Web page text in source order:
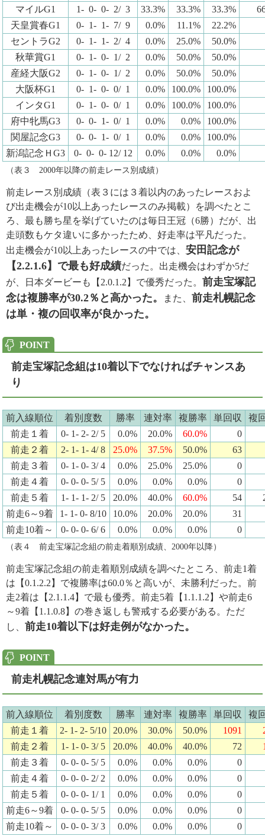
マイルG1
1- 0- 0- 2/ 3 33.3% 33.3% 33.3%
天皇賞春G1
0- 1- 1- 7/ 9 0.0% 11.1%
22.2%
セントラG2
0- 1- 1- 2/ 4 0.0% 25.0%
50.0%
秋華賞G1
0- 1- 0- 1/ 2 0.0% 50.0%
50.0%
産経大阪G2
0- 1- 0- 1/ 2 0.0% 50.0%
50.0%
大阪杯G1
0- 1- 0- 0/ 1 0.0% 100.0%
100.0%
インタG1
0- 1- 0- 0/ 1 0.0% 100.0%
100.0%
府中牝馬G3
0- 0- 1- 0/ 1 0.0% 0.0%
100.0%
関屋記念G3
0- 0- 1- 0/ 1 0.0% 0.0%
100.0%
新潟記念ＨG3
0- 0- 0- 12/ 12 0.0% 0.0% 0.0%
（表３ 2000年以降の前走レース別成績）
前走レース別成績（表３には３着以内のあったレースおよ
び出走機会が10以上あったレースのみ掲載）を調べたとこ
ろ、最も勝ち星を挙げていたのは毎日王冠（6勝）だが、出
走頭数もケタ違いに多かったため、好走率は平凡だった。
出走機会が10以上あったレースの中では、 安田記念が
【2.2.1.6】で最も好成績だった。出走機会はわずか5だ
が、日本ダービーも【2.0.1.2】で優秀だった。 前走宝塚記
念は複勝率が30.2％と高かった。
また、 前走札幌記念
は単・複の回収率が良かった。
前走宝塚記念組は10着以下でなければチャンスあ
り
前入線順位 着別度数 勝率 連対率 複勝率 単回収
複
前走１着
0- 1- 2- 2/ 5 0.0% 20.0% 60.0%
0
前走２着
2- 1- 1- 4/ 8 25.0% 37.5% 50.0%
63
前走３着
0- 1- 0- 3/ 4 0.0% 25.0% 25.0%
0
前走４着
0- 0- 0- 5/ 5 0.0% 0.0% 0.0%
0
前走５着
1- 1- 1- 2/ 5 20.0% 40.0% 60.0% 54
前走6～9着
1- 1- 0- 8/10 10.0% 20.0% 20.0%
31
前走10着～
0- 0- 0- 6/ 6 0.0% 0.0% 0.0% 0
（表４ 前走宝塚記念組の前走着順別成績、2000年以降）
前走宝塚記念組の前走着順別成績を調べたところ、前走1着
は【0.1.2.2】で複勝率は60.0％と高いが、未勝利だった。前
走2着は【2.1.1.4】で最も優秀。前走5着【1.1.1.2】や前走6
～9着【1.1.0.8】の巻き返しも警戒する必要がある。ただ
し、 前走10着以下は好走例がなかった。
前走札幌記念連対馬が有力
前入線順位 着別度数 勝率 連対率 複勝率 単回収
複
前走１着
2- 1- 2- 5/10 20.0% 30.0% 50.0% 1091
前走２着
1- 1- 0- 3/ 5 20.0% 40.0% 40.0% 72
前走３着
0- 0- 0- 5/ 5 0.0% 0.0% 0.0%
0
前走４着
0- 0- 0- 2/ 2 0.0% 0.0% 0.0%
0
前走５着
0- 0- 0- 1/ 1 0.0% 0.0% 0.0%
0
前走6～9着
0- 0- 0- 5/ 5 0.0% 0.0% 0.0%
0
前走10着～
0- 0- 0- 3/ 3 0.0% 0.0% 0.0% 0